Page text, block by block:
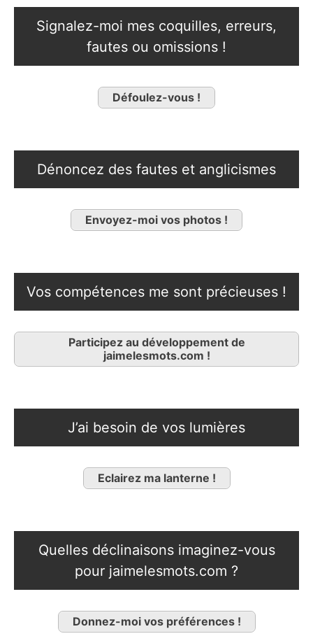
Signalez-moi mes coquilles, erreurs,
fautes ou omissions !
Défoulez-vous !
Dénoncez des fautes et anglicismes
Envoyez-moi vos photos !
Vos compétences me sont précieuses !
Participez au développement de
jaimelesmots.com !
J’ai besoin de vos lumières
Eclairez ma lanterne !
Quelles déclinaisons imaginez-vous
pour jaimelesmots.com ?
Donnez-moi vos préférences !